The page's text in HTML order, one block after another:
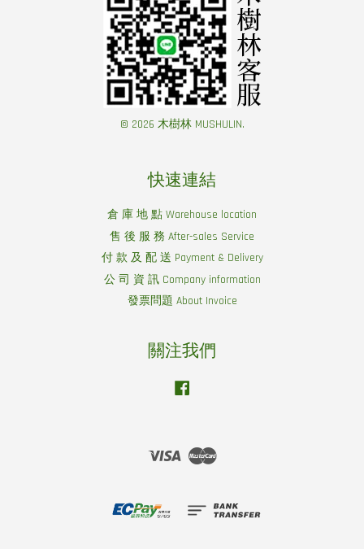
© 2026 木樹林 MUSHULIN.
快速連結
倉 庫 地 點 Warehouse location
售 後 服 務 After-sales Service
付 款 及 配 送 Payment & Delivery
公 司 資 訊 Company information
發票問題 About Invoice
關注我們
Visa Master